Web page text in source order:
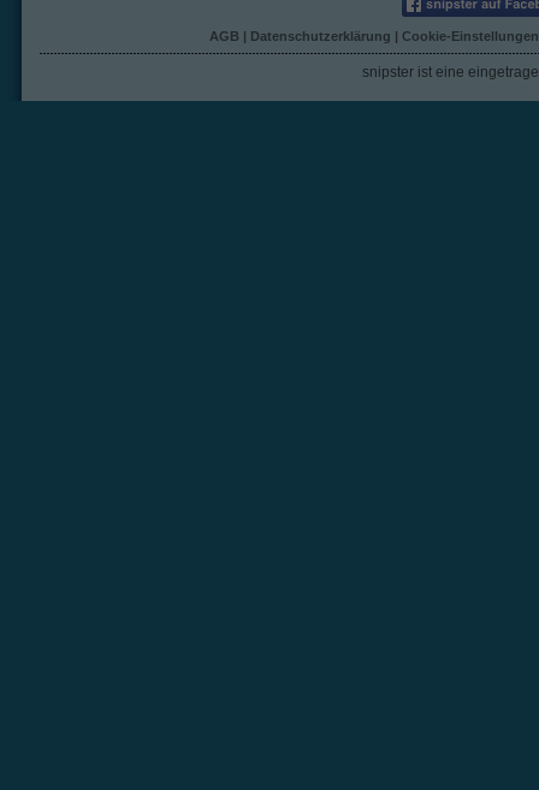
AGB | Datenschutzerklärung | Cookie-Einstellungen
snipster ist eine